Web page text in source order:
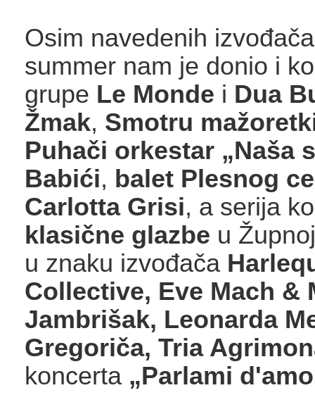
Osim navedenih
summer nam je donio i
grupe Le Monde i Dua
Žmak, Smotru
Puhači orkestar „Naša
Babići, balet Plesnog
Carlotta Grisi, a serija
klasične glazbe u
u znaku izvođača
Collective, Eve Mach &
Jambrišak, Leonarda
Gregoriča, Tria
koncerta „Parlami